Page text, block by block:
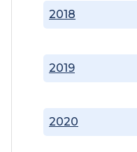
2018
2019
2020